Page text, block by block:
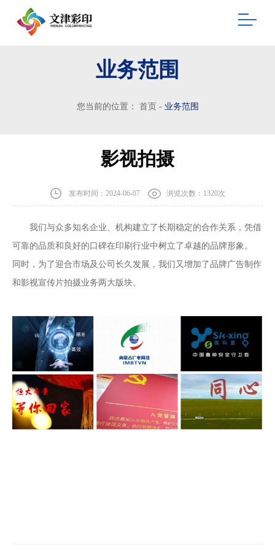
业务范围
您当前的位置： 首页 - 业务范围
影视拍摄
发布时间：2024-06-07 浏览次数：1320次
我们与众多知名企业、机构建立了长期稳定的合作关系，凭借
可靠的品质和良好的口碑在印刷行业中树立了卓越的品牌形象。
同时，为了迎合市场及公司长久发展，我们又增加了品牌广告制作
和影视宣传片拍摄业务两大版块。